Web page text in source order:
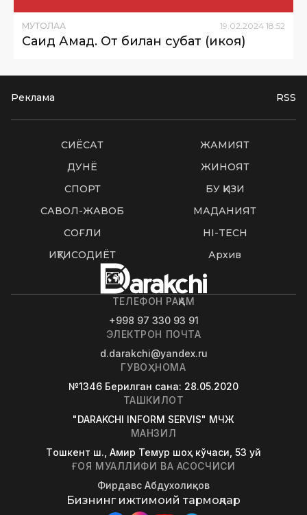
МУТОЛАА 19 02 2024 18:52
Саид Аҳмад. От билан суҳбат (ҳикоя)
Реклама RSS
СИËСАТ
ЖАМИЯТ
ДУНË
ЖИНОЯТ
СПОРТ
БУ ҚИЗИҚ
САВОЛ-ЖАВОБ
МАДАНИЯТ
СОҒЛИҚ
HI-TECH
ИҚТИСОДИЁТ
Архив
ТЕЛЕФОН РАҚАМ
+998 97 330 93 91
ЭЛЕКТРОН ПОЧТА
d.darakchi@yandex.ru
ГУВОҲНОМА
№1346 Берилган сана: 28.05.2020
ТАШКИЛОТ
"DARAKCHI INFORM SERVIS" МЧЖ
МАНЗИЛ
Tошкент ш., Амир Темур шоҳ кўчаси, 53 уй
ҒОЯ МУАЛЛИФИ ВА АСОСЧИСИ
Фирдавс Абдухолиқов
Бизнинг ижтимоий тармоқлар